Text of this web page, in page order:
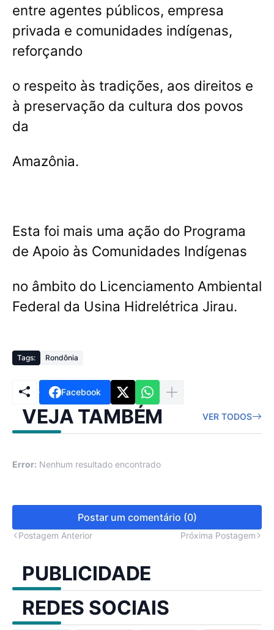
entre agentes públicos, empresa
privada e comunidades indígenas,
reforçando
o respeito às tradições, aos direitos e
à preservação da cultura dos povos
da
Amazônia.
Esta foi mais uma ação do Programa
de Apoio às Comunidades Indígenas
no âmbito do Licenciamento Ambiental
Federal da Usina Hidrelétrica Jirau.
Tags: Rondônia
Facebook
VEJA TAMBÉM VER TODOS
Error: Nenhum resultado encontrado
Postar um comentário (0)
Postagem Anterior Próxima Postagem
PUBLICIDADE
REDES SOCIAIS